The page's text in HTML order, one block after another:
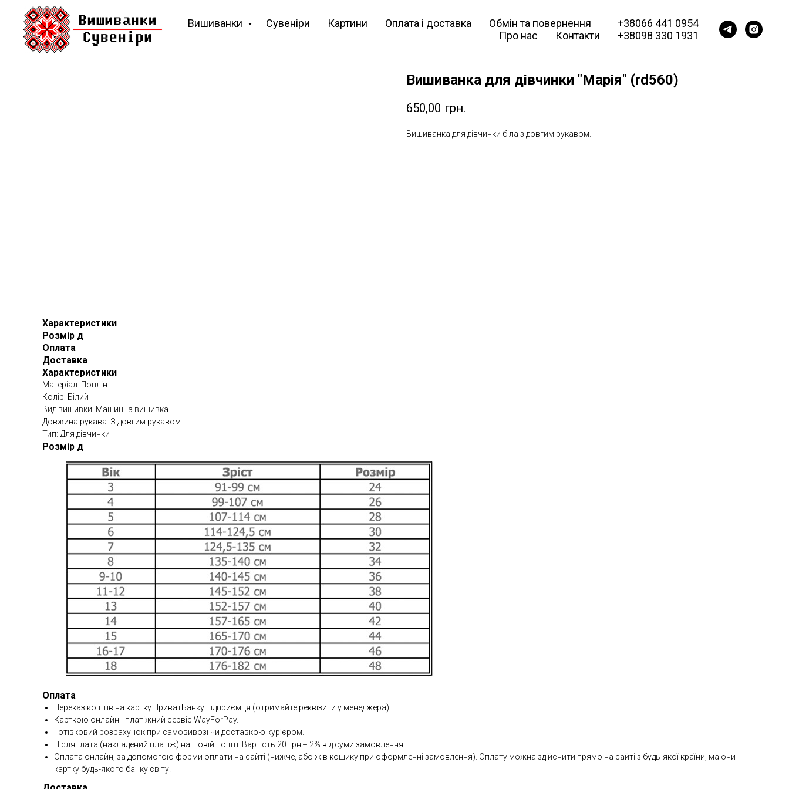
Вишиванки Сувеніри Картини Оплата і доставка
Обмін та повернення
Про нас
Контакти
+38066 441 0954
+38098 330 1931
Вишиванка для дівчинки "Марія" (rd560)
650,00 грн.
Вишиванка для дівчинки біла з довгим рукавом.
Характеристики
Розмір д
Оплата
Доставка
Характеристики
Матеріал: Поплін
Колір: Білий
Вид вишивки: Машинна вишивка
Довжина рукава: З довгим рукавом
Тип: Для дівчинки
Розмір д
Оплата
Переказ коштів на картку ПриватБанку підприємця (отримайте реквізити у менеджера).
Карткою онлайн - платіжний сервіс WayForPay.
Готівковий розрахунок при самовивозі чи доставкою кур’єром.
Післяплата (накладений платіж) на Новій пошті. Вартість 20 грн + 2% від суми замовлення.
Оплата онлайн, за допомогою форми оплати на сайті (нижче, або ж в кошику при оформленні замовлення). Оплату можна здійснити прямо на сайті з будь-якої країни, маючи
картку будь-якого банку світу.